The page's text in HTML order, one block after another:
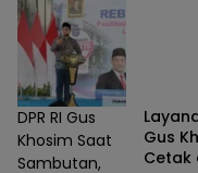
DPR RI Gus
Khosim Saat
Sambutan,
Gus
Cetak